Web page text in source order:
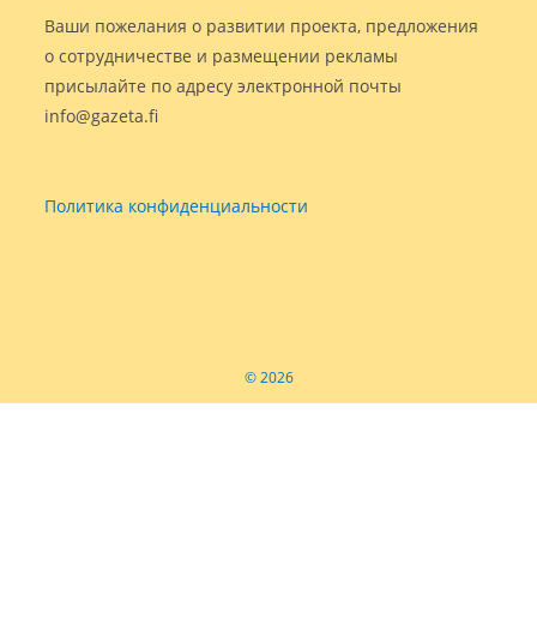
Ваши пожелания о развитии проекта, предложения
о сотрудничестве и размещении рекламы
присылайте по адресу электронной почты
info@gazeta.fi
Политика конфиденциальности
© 2026